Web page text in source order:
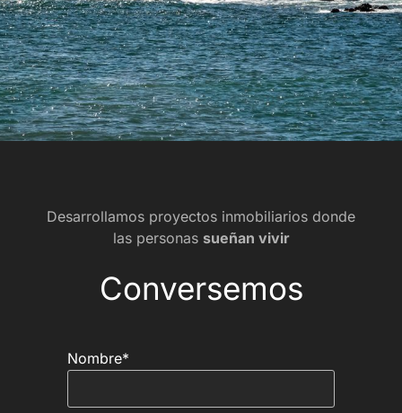
Desarrollamos proyectos inmobiliarios donde
las personas sueñan vivir
Conversemos
Nombre*